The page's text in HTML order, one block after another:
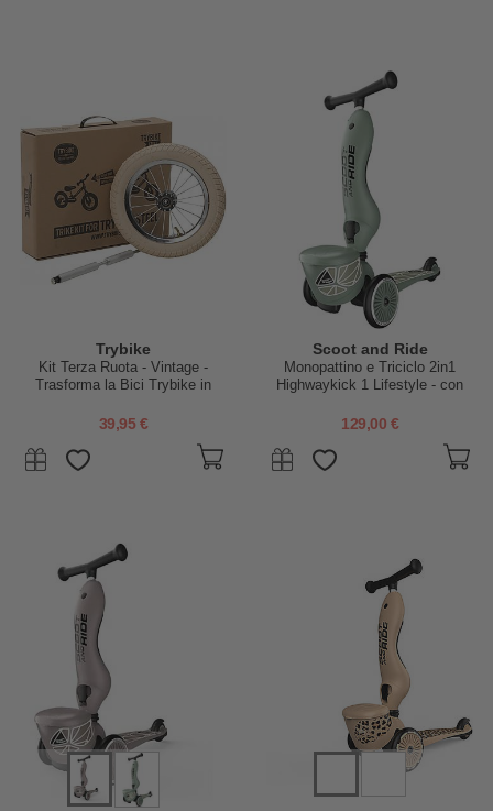
Trybike
Kit Terza Ruota - Vintage -
Trasforma la Bici Trybike in
39,95 €
Scoot and Ride
Monopattino e Triciclo 2in1
Highwaykick 1 Lifestyle - con
1 a 5 anni
129,00 €